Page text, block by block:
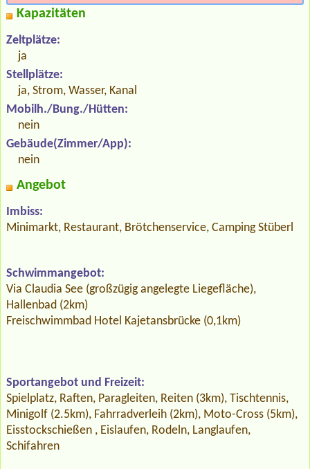
Kapazitäten
Zeltplätze:
ja
Stellplätze:
ja, Strom, Wasser, Kanal
Mobilh./Bung./Hütten:
nein
Gebäude(Zimmer/App):
nein
Angebot
Imbiss:
Minimarkt, Restaurant, Brötchenservice, Camping Stüberl
Schwimmangebot:
Via Claudia See (großzügig angelegte Liegefläche),
Hallenbad (2km)
Freischwimmbad Hotel Kajetansbrücke (0,1km)
Sportangebot und Freizeit:
Spielplatz, Raften, Paragleiten, Reiten (3km), Tischtennis,
Minigolf (2.5km), Fahrradverleih (2km), Moto-Cross (5km),
Eisstockschießen , Eislaufen, Rodeln, Langlaufen,
Schifahren